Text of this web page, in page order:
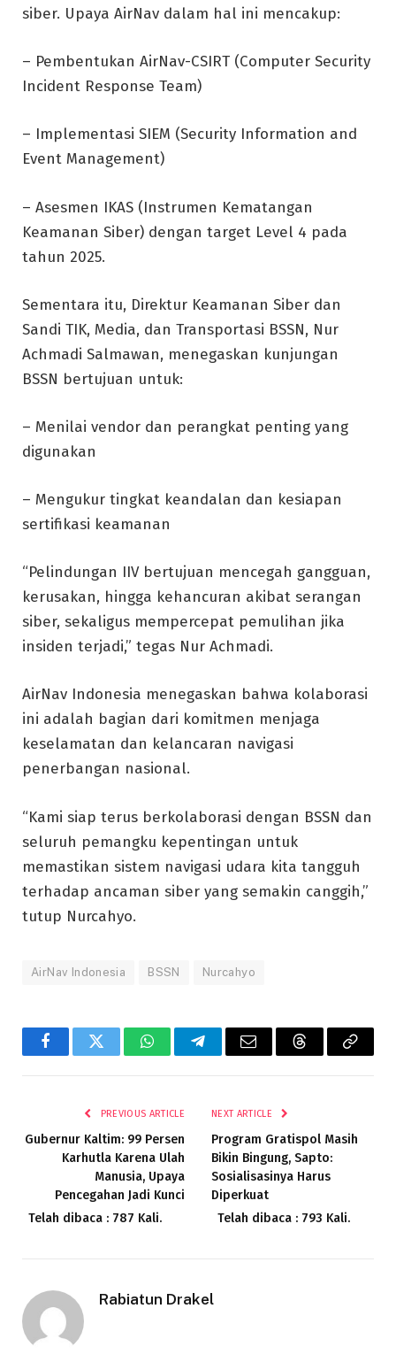
siber. Upaya AirNav dalam hal ini mencakup:
– Pembentukan AirNav-CSIRT (Computer Security
Incident Response Team)
– Implementasi SIEM (Security Information and
Event Management)
– Asesmen IKAS (Instrumen Kematangan
Keamanan Siber) dengan target Level 4 pada
tahun 2025.
Sementara itu, Direktur Keamanan Siber dan
Sandi TIK, Media, dan Transportasi BSSN, Nur
Achmadi Salmawan, menegaskan kunjungan
BSSN bertujuan untuk:
– Menilai vendor dan perangkat penting yang
digunakan
– Mengukur tingkat keandalan dan kesiapan
sertifikasi keamanan
“Pelindungan IIV bertujuan mencegah gangguan,
kerusakan, hingga kehancuran akibat serangan
siber, sekaligus mempercepat pemulihan jika
insiden terjadi,” tegas Nur Achmadi.
AirNav Indonesia menegaskan bahwa kolaborasi
ini adalah bagian dari komitmen menjaga
keselamatan dan kelancaran navigasi
penerbangan nasional.
“Kami siap terus berkolaborasi dengan BSSN dan
seluruh pemangku kepentingan untuk
memastikan sistem navigasi udara kita tangguh
terhadap ancaman siber yang semakin canggih,”
tutup Nurcahyo.
AirNav Indonesia BSSN Nurcahyo
FacebookTwitter WhatsAppTelegramEmail ThreadsCopy
PREVIOUS ARTICLE
Gubernur Kaltim: 99 Persen
Karhutla Karena Ulah
Manusia, Upaya
Pencegahan Jadi Kunci
Telah dibaca : 787 Kali.
NEXT ARTICLE
Program Gratispol Masih
Bikin Bingung, Sapto:
Sosialisasinya Harus
Diperkuat
Telah dibaca : 793 Kali.
Rabiatun Drakel